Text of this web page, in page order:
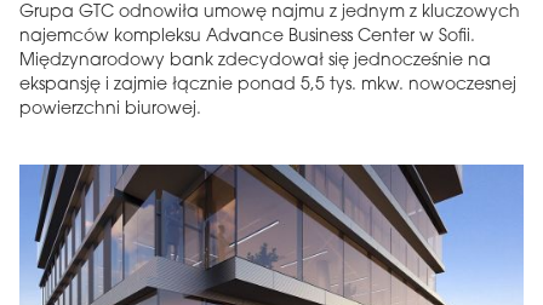
Grupa GTC odnowiła umowę najmu z jednym z kluczowych
najemców kompleksu Advance Business Center w Sofii.
Międzynarodowy bank zdecydował się jednocześnie na
ekspansję i zajmie łącznie ponad 5,5 tys. mkw. nowoczesnej
powierzchni biurowej.